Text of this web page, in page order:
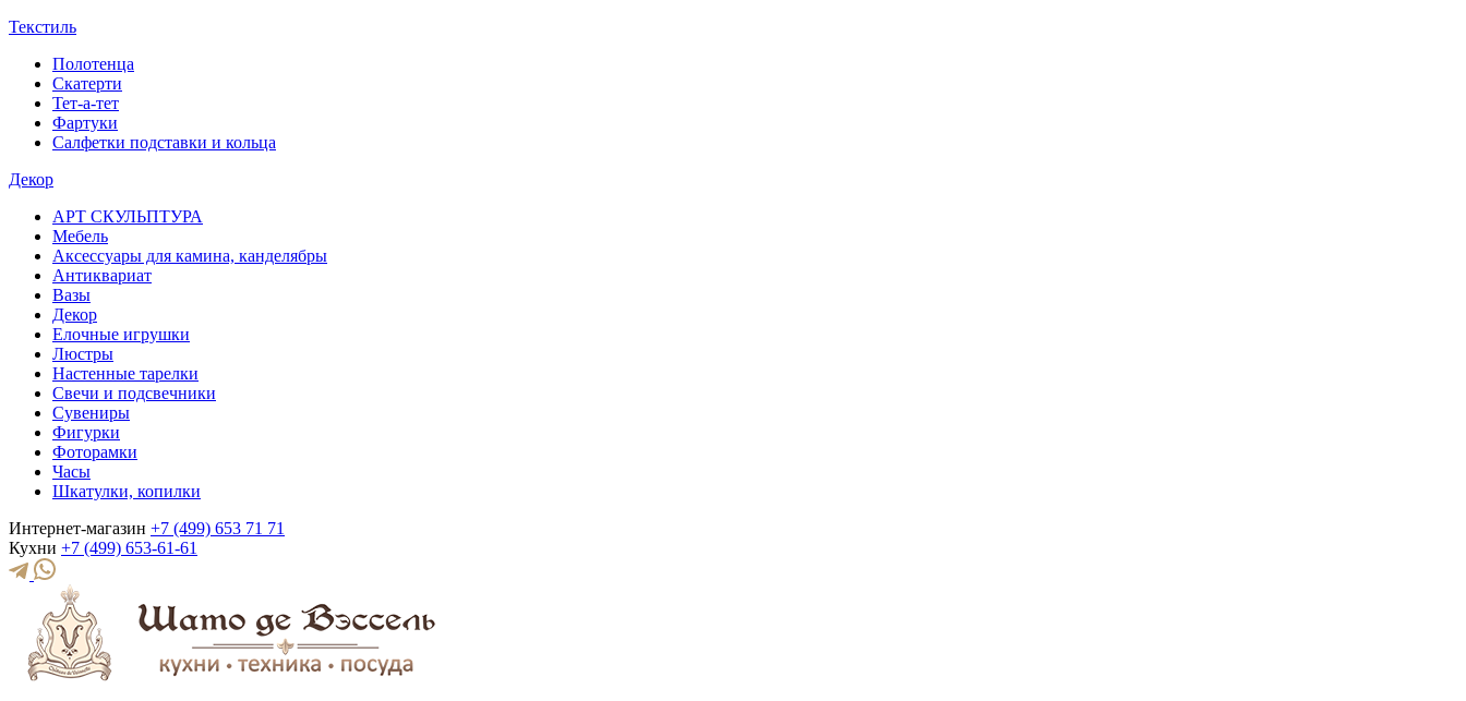
Текстиль
Полотенца
Скатерти
Тет-а-тет
Фартуки
Салфетки подставки и кольца
Декор
АРТ СКУЛЬПТУРА
Мебель
Аксессуары для камина, канделябры
Антиквариат
Вазы
Декор
Елочные игрушки
Люстры
Настенные тарелки
Свечи и подсвечники
Сувениры
Фигурки
Фоторамки
Часы
Шкатулки, копилки
Интернет-магазин +7 (499) 653 71 71
Кухни +7 (499) 653-61-61